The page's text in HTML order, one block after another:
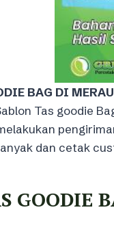
BAG DI
Tas goodie
dan cetak
GOODIE